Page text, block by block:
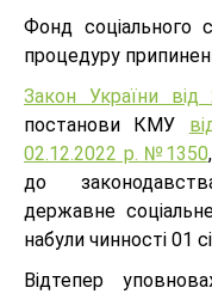
Фонд соціального
процедуру
Закон України
постанови КМУ
02.12.2022 р. №1350
до
державне
набули чинності 01
Відтепер